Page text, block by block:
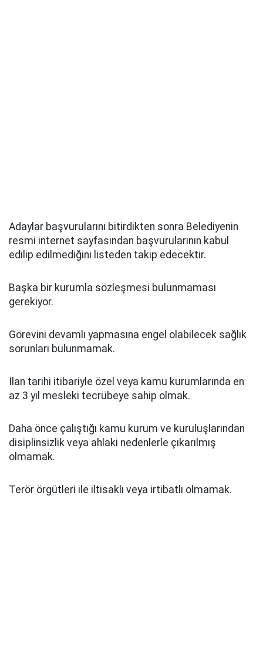
Adaylar başvurularını bitirdikten sonra Belediyenin
resmi internet sayfasından başvurularının kabul
edilip edilmediğini listeden takip edecektir.
Başka bir kurumla sözleşmesi bulunmaması
gerekiyor.
Görevini devamlı yapmasına engel olabilecek sağlık
sorunları bulunmamak.
İlan tarihi itibariyle özel veya kamu kurumlarında en
az 3 yıl mesleki tecrübeye sahip olmak.
Daha önce çalıştığı kamu kurum ve kuruluşlarından
disiplinsizlik veya ahlaki nedenlerle çıkarılmış
olmamak.
Terör örgütleri ile iltisaklı veya irtibatlı olmamak.